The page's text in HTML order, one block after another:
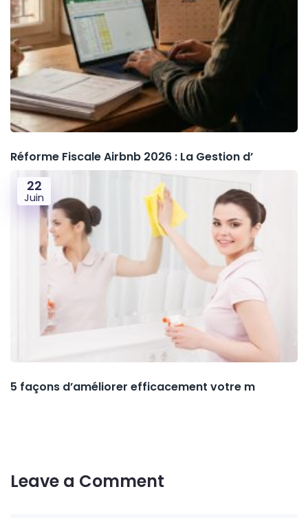
Réforme Fiscale Airbnb 2026 : La Gestion d’
22
Juin
5 façons d’améliorer efficacement votre m
Leave a Comment